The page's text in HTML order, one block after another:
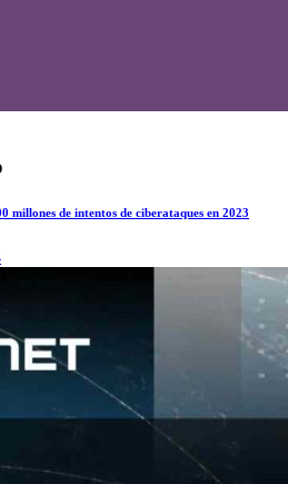
de intentos de ciberataques en 2023